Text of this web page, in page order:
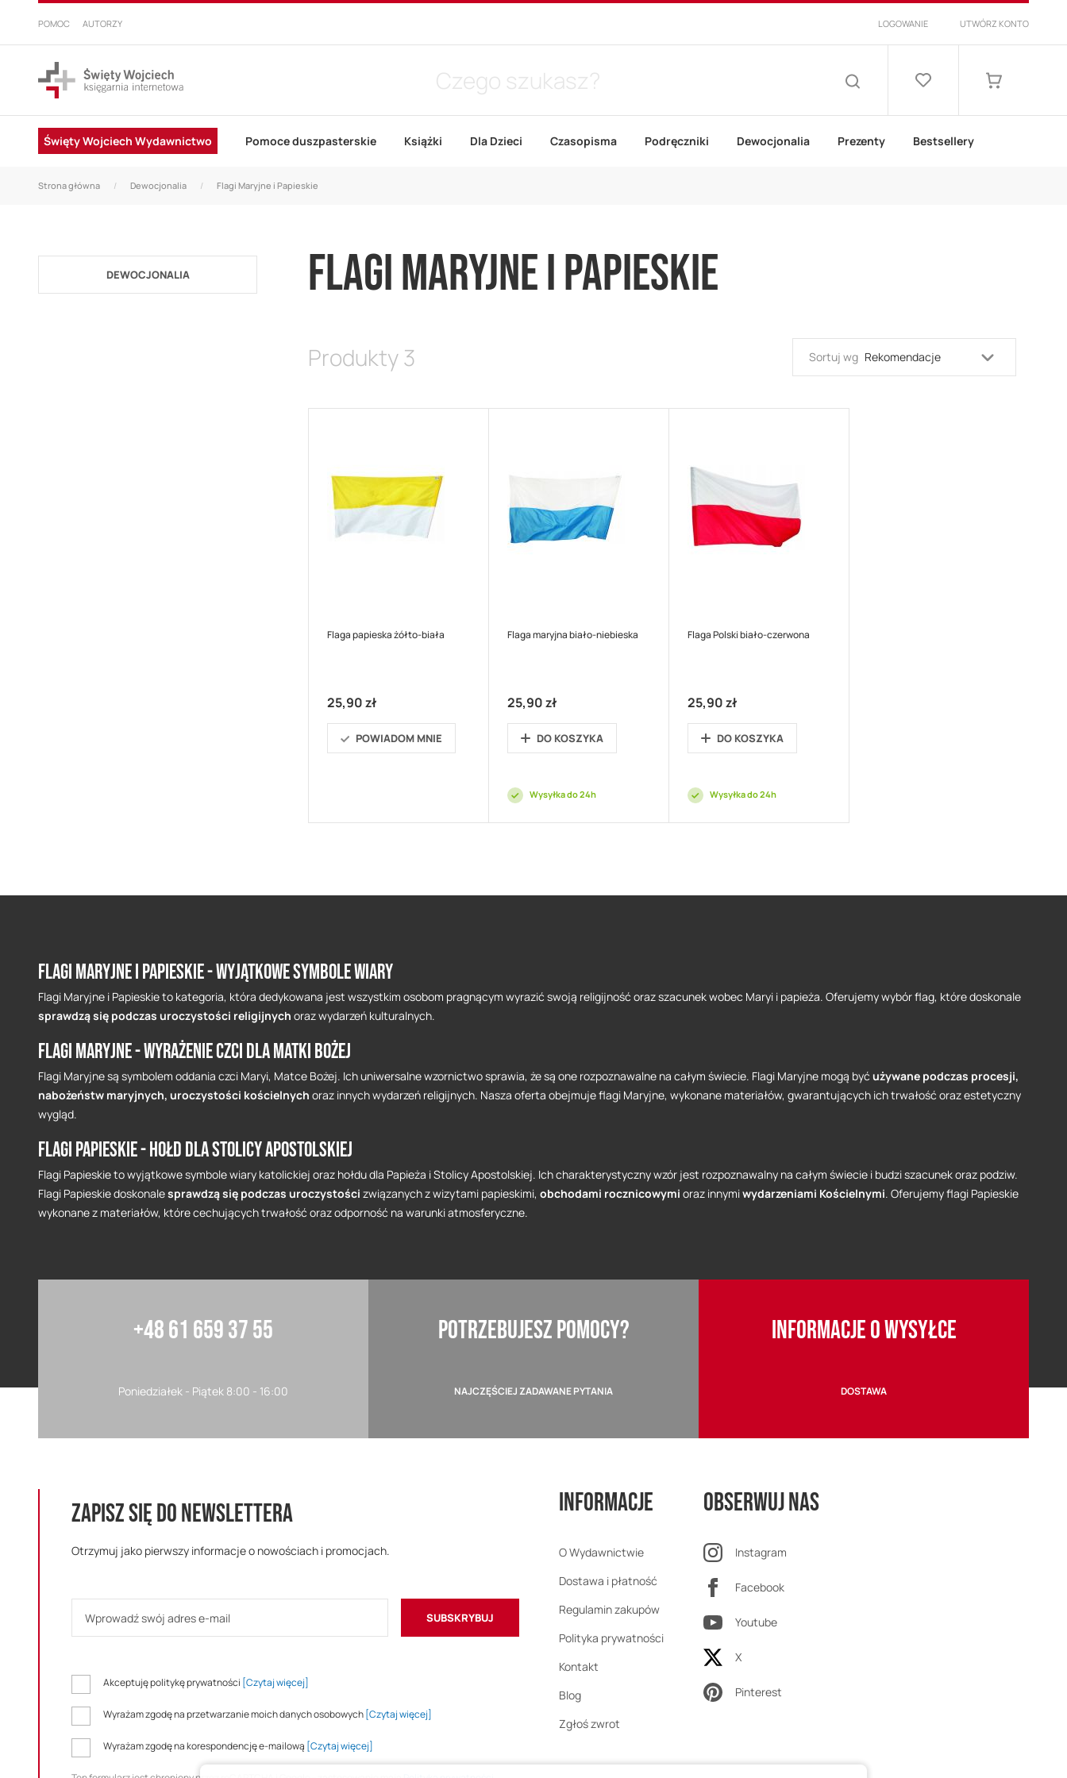
PRZEJDŹ
DO
POMOC AUTORZY LOGOWANIE UTWÓRZ KONTO
Lista
Święty Wojciech Wydawnictwo Pomoce duszpasterskie Książki Dla Dzieci Czasopisma Podręczniki Dewocjonalia Prezenty Bestsellery
Strona główna Dewocjonalia Flagi Maryjne i Papieskie
DEWOCJONALIA FLAGI MARYJNE I PAPIESKIE
Produkty3 Sortuj wg
kierunek
Flaga papieska żółto-biała
25,90 zł
POWIADOM MNIE
Flaga maryjna biało-niebieska
25,90 zł
DO KOSZYKA
Wysyłka do 24h
Flaga Polski biało-czerwona
25,90 zł
DO KOSZYKA
Wysyłka do 24h
Flagi Maryjne i Papieskie - wyjątkowe symbole wiary
Flagi Maryjne i Papieskie to kategoria, która dedykowana jest wszystkim osobom pragnącym wyrazić swoją religijność oraz szacunek wobec Maryi i papieża. Oferujemy wybór flag, które doskonale
sprawdzą się podczas uroczystości religijnych oraz wydarzeń kulturalnych.
Flagi Maryjne - wyrażenie czci dla Matki Bożej
Flagi Maryjne są symbolem oddania czci Maryi, Matce Bożej. Ich uniwersalne wzornictwo sprawia, że są one rozpoznawalne na całym świecie. Flagi Maryjne mogą być używane podczas procesji,
nabożeństw maryjnych, uroczystości kościelnych oraz innych wydarzeń religijnych. Nasza oferta obejmuje flagi Maryjne, wykonane materiałów, gwarantujących ich trwałość oraz estetyczny
wygląd.
Flagi Papieskie - hołd dla Stolicy Apostolskiej
Flagi Papieskie to wyjątkowe symbole wiary katolickiej oraz hołdu dla Papieża i Stolicy Apostolskiej. Ich charakterystyczny wzór jest rozpoznawalny na całym świecie i budzi szacunek oraz podziw.
Flagi Papieskie doskonalesprawdzą się podczas uroczystości związanych z wizytami papieskimi, obchodami rocznicowymi oraz innymiwydarzeniami Kościelnymi. Oferujemy flagi Papieskie
wykonane z materiałów, które cechujących trwałość oraz odporność na warunki atmosferyczne.
+48 61 659 37 55
Poniedziałek - Piątek 8:00 - 16:00
POTRZEBUJESZ POMOCY?
NAJCZĘŚCIEJ ZADAWANE PYTANIA
INFORMACJE O WYSYŁCE
DOSTAWA
ZAPISZ SIĘ DO NEWSLETTERA
Otrzymuj jako pierwszy informacje o nowościach i promocjach.
SUBSKRYBUJ
Akceptuję politykę prywatności [Czytaj więcej]
Wyrażam zgodę na przetwarzanie moich danych osobowych[Czytaj więcej]
Wyrażam zgodę na korespondencję e-mailową [Czytaj więcej]
Informacje
O Wydawnictwie
Dostawa i płatność
Regulamin zakupów
Polityka prywatności
Kontakt
Blog
Zgłoś zwrot
Obserwuj nas
Instagram
Facebook
Youtube
X
Pinterest